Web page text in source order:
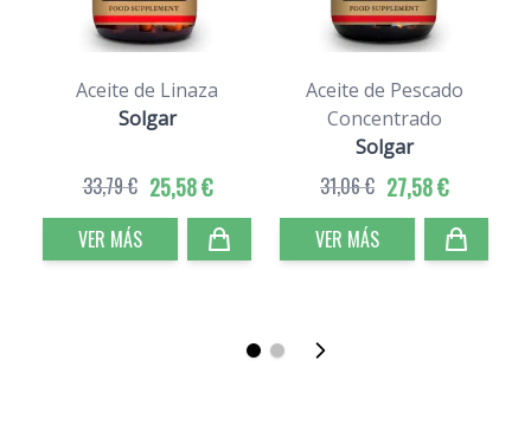
Aceite de Linaza
Solgar
25,58 €
33,79 €
VER MÁS
Aceite de Pescado
Concentrado
Solgar
27,58 €
31,06 €
VER MÁS